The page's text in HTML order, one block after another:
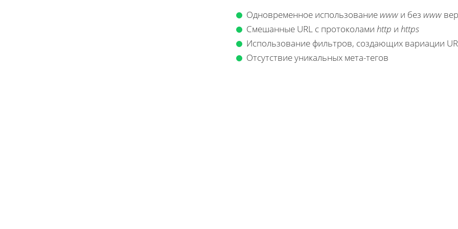
Одновременное использование www и без www
Смешанные URL с протоколами http и https
Использование фильтров, создающих вариации
Отсутствие уникальных мета-тегов